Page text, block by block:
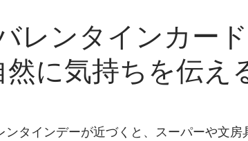
レンタインカー
に気持ちを伝え
タインデーが近づくと、スーパーや文房